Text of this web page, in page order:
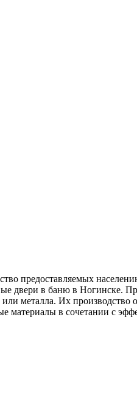
предоставляемых
двери в баню в
металла. Их
материалы в сочетании с